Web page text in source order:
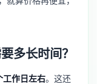
多长时间？
工作日左右。这还